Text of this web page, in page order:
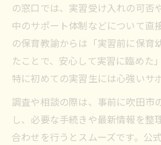
の窓口では、実習受け入れの可否
中のサポート体制などについて直
の保育教諭からは「実習前に保育
たことで、安心して実習に臨めた
特に初めての実習生には心強いサ
調査や相談の際は、事前に吹田市
し、必要な手続きや最新情報を整
合わせを行うとスムーズです。公